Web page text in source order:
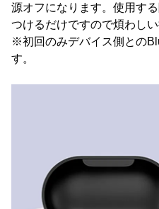
源オフになります。使用す
つけるだけですので煩わし
※初回のみデバイス側との
す。